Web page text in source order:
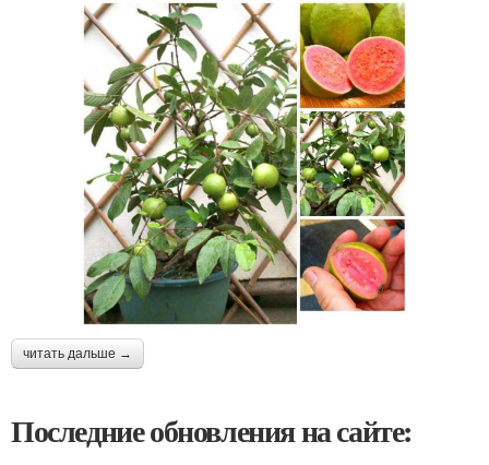
читать дальше →
Последние обновления на сайте: